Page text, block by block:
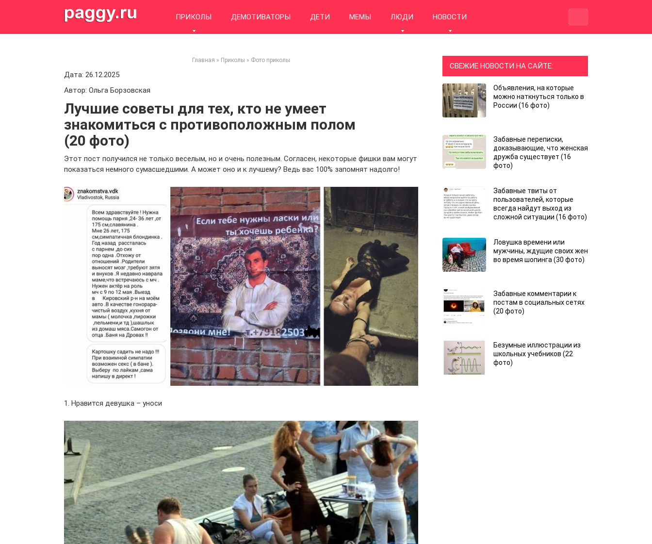
ПРИКОЛЫ ДЕМОТИВАТОРЫ ДЕТИ МЕМЫ ЛЮДИ НОВОСТИ
Главная » Приколы » Фото приколы
Дата: 26.12.2025
Автор: Ольга Борзовская
Лучшие советы для тех, кто не умеет
знакомиться с противоположным полом
(20 фото)
Этот пост получился не только веселым, но и очень полезным. Согласен, некоторые фишки вам могут
показаться немного сумасшедшими. А может оно и к лучшему? Ведь вас 100% запомнят надолго!
1. Нравится девушка – уноси
СВЕЖИЕ НОВОСТИ НА САЙТЕ:
Объявления, на которые
можно наткнуться только в
России (16 фото)
Забавные переписки,
доказывающие, что женская
дружба существует (16
фото)
Забавные твиты от
пользователей, которые
всегда найдут выход из
сложной ситуации (16 фото)
Ловушка времени или
мужчины, ждущие своих жен
во время шопинга (30 фото)
Забавные комментарии к
постам в социальных сетях
(20 фото)
Безумные иллюстрации из
школьных учебников (22
фото)